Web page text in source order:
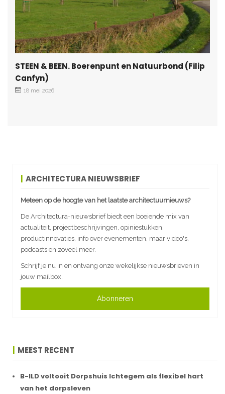
STEEN & BEEN. Boerenpunt en Natuurbond (Filip
Canfyn)
18 mei 2026
ARCHITECTURA NIEUWSBRIEF
Meteen op de hoogte van het laatste architectuurnieuws?
De Architectura-nieuwsbrief biedt een boeiende mix van
actualiteit, projectbeschrijvingen, opiniestukken,
productinnovaties, info over evenementen, maar video's,
podcasts en zoveel meer.
Schrijf je nu in en ontvang onze wekelijkse nieuwsbrieven in
jouw mailbox.
Abonneren
MEEST RECENT
B-ILD voltooit Dorpshuis Ichtegem als flexibel hart
van het dorpsleven